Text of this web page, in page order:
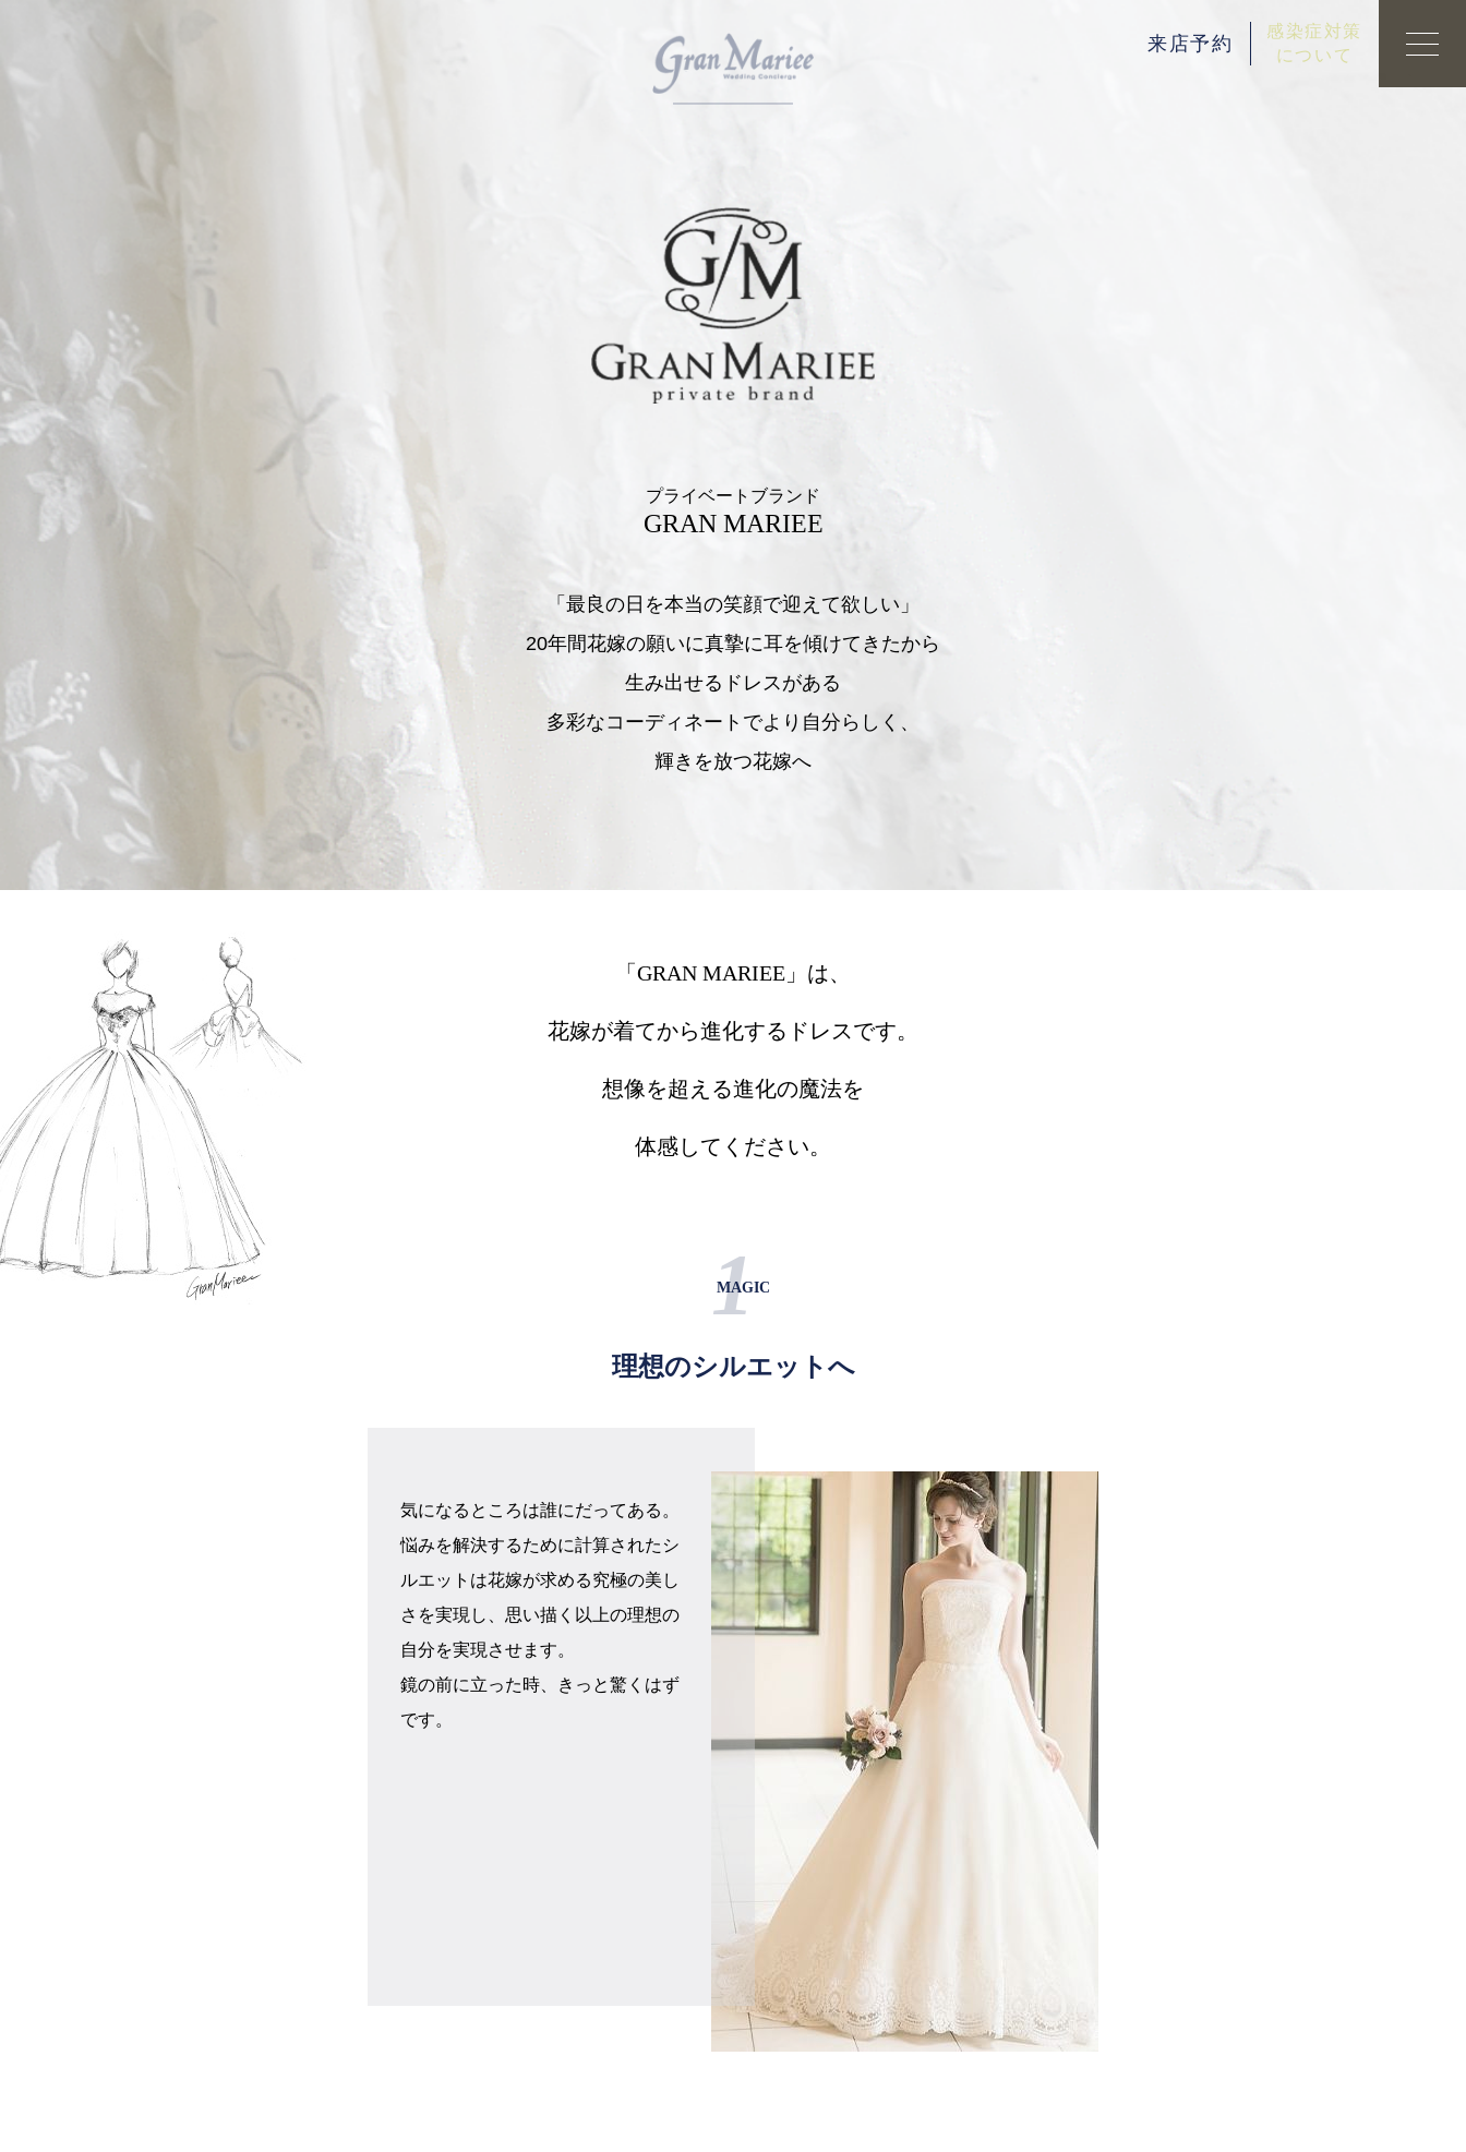
来店予約
感染症対策
について
プライベートブランド
GRAN MARIEE
「最良の日を本当の笑顔で迎えて欲しい」
20年間花嫁の願いに真摯に耳を傾けてきたから
生み出せるドレスがある
多彩なコーディネートでより自分らしく、
輝きを放つ花嫁へ
「GRAN MARIEE」は、
花嫁が着てから進化するドレスです。
想像を超える進化の魔法を
体感してください。
MAGIC
1
理想のシルエットへ
気になるところは誰にだってある。
悩みを解決するために計算されたシ
ルエットは花嫁が求める究極の美し
さを実現し、思い描く以上の理想の
自分を実現させます。
鏡の前に立った時、きっと驚くはず
です。